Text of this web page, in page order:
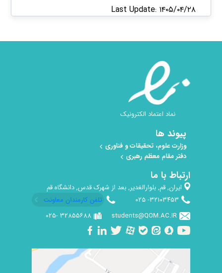
Last Update: ۱۴۰۵/۰۴/۲۸
نماد اعتماد الکترونیک
پیوند ها
وزارت علوم، تحقیقات و فناوری
دفتر مقام معظم رهبری
ارتباط با ما
ایران, قم, بلوارالغدیر, بعد از شهرک قدس, دانشگاه قم
۳۲۱۰۳۴۵۳- ۰۲۵​
تلفن کارمندان معاونت
students@QOM.AC.IR
۳۲۸۵۵۶۸۸ -۰۲۵